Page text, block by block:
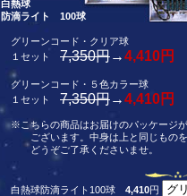
白熱球
防滴ライト 100球
グリーンコード・クリア球
１セット 7,350円→4,410円
グリーンコード・５色カラー球
１セット 7,350円→4,410円
※こちらの商品はお届けのパッケージ
ございます。中身は上と同じものを
どうぞご了承くださいませ。
白熱球防滴ライト100球 4,410円